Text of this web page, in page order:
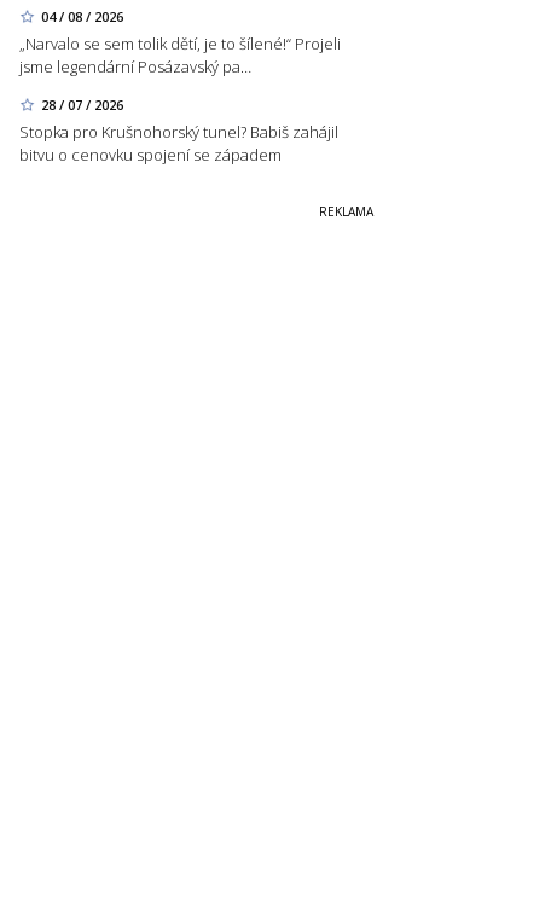
04 / 08 / 2026
„Narvalo se sem tolik dětí, je to šílené!“ Projeli
jsme legendární Posázavský pa…
28 / 07 / 2026
Stopka pro Krušnohorský tunel? Babiš zahájil
bitvu o cenovku spojení se západem